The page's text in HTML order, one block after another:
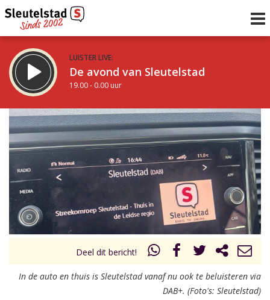
LUISTER LIVE:
De avond van Sleutelstad
19.00 - 0.00 uur
STRAKS:
De nacht van Sleutelstad
0.00 - 6.00 uur
Vorig uur
uur 1 van 0 Volgend uur
Deel dit bericht!
In de auto en thuis is Sleutelstad vanaf nu ook te beluisteren via
DAB+. (Foto's: Sleutelstad)